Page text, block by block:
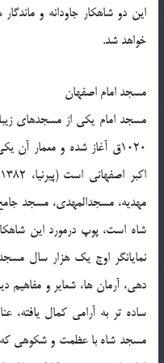
این دو شاهکار جاودانه و
خواهد شد.
مسجد امام اصفهان
مسجد امام یکی از مسجدهای
1020ق آغاز شده و معمار آن
مهدیه، مسجدالمهدی، مسجد
شاه است، پوپ درمورد این
نمایانگر اوج یک هزار سال
دهی، آرمان ها، شعایر و مفاهیم
ساده تر به آرامی کمال یافته،
مسجد شاه با عظمت و شکوهی که